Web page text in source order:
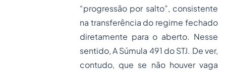
“progressão por salto”, consistente
na transferência do regime fechado
diretamente para o aberto. Nesse
sentido, A Súmula 491 do STJ. De ver,
contudo, que se não houver vaga